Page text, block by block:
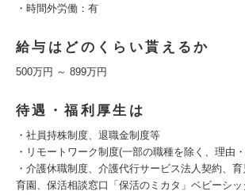
・時間外労働：有
給与はどのくらい貰えるか
500万円 ～ 899万円
待遇・福利厚生は
・社員持株制度、退職金制度等
・リモートワーク制度(一部の職種を除く、理由
・介護休職制度、介護代行サービス法人契約、
育園、保活相談窓口「保活のミカタ」ベビーシ